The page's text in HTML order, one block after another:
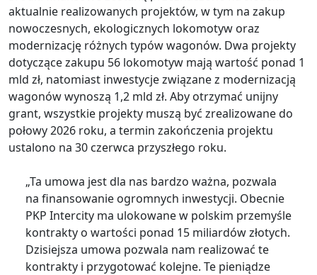
aktualnie realizowanych projektów, w tym na zakup
nowoczesnych, ekologicznych lokomotyw oraz
modernizację różnych typów wagonów. Dwa projekty
dotyczące zakupu 56 lokomotyw mają wartość ponad 1
mld zł, natomiast inwestycje związane z modernizacją
wagonów wynoszą 1,2 mld zł. Aby otrzymać unijny
grant, wszystkie projekty muszą być zrealizowane do
połowy 2026 roku, a termin zakończenia projektu
ustalono na 30 czerwca przyszłego roku.
„Ta umowa jest dla nas bardzo ważna, pozwala
na finansowanie ogromnych inwestycji. Obecnie
PKP Intercity ma ulokowane w polskim przemyśle
kontrakty o wartości ponad 15 miliardów złotych.
Dzisiejsza umowa pozwala nam realizować te
kontrakty i przygotować kolejne. Te pieniądze